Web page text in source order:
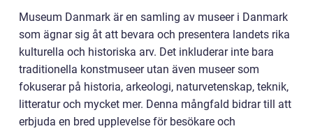
Museum Danmark är en samling av museer i Danmark
som ägnar sig åt att bevara och presentera landets rika
kulturella och historiska arv. Det inkluderar inte bara
traditionella konstmuseer utan även museer som
fokuserar på historia, arkeologi, naturvetenskap, teknik,
litteratur och mycket mer. Denna mångfald bidrar till att
erbjuda en bred upplevelse för besökare och